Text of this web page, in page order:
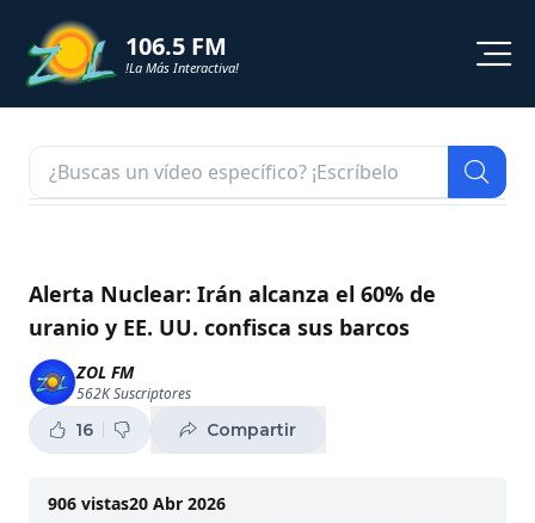
106.5 FM
!La Más Interactiva!
NOTICIAS
SHORTS
PODCAST
ZOL TV
Alerta Nuclear: Irán alcanza el 60% de
uranio y EE. UU. confisca sus barcos
ZOL FM
562KSuscriptores
16 Compartir
906 vistas20 Abr 2026